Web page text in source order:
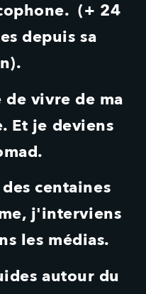
(+ 24
depuis sa
de vivre de ma
Et je deviens
centaines
j'interviens
les médias.
autour du